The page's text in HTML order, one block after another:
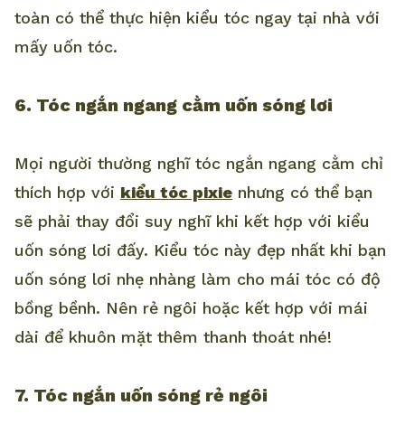
toàn có thể thực hiện kiểu tóc ngay tại nhà với
mấy uốn tóc.
6. Tóc ngắn ngang cằm uốn sóng lơi
Mọi người thường nghĩ tóc ngắn ngang cằm chỉ
thích hợp với kiểu tóc pixie nhưng có thể bạn
sẽ phải thay đổi suy nghĩ khi kết hợp với kiểu
uốn sóng lơi đấy. Kiểu tóc này đẹp nhất khi bạn
uốn sóng lơi nhẹ nhàng làm cho mái tóc có độ
bồng bềnh. Nên rẻ ngôi hoặc kết hợp với mái
dài để khuôn mặt thêm thanh thoát nhé!
7. Tóc ngắn uốn sóng rẻ ngôi